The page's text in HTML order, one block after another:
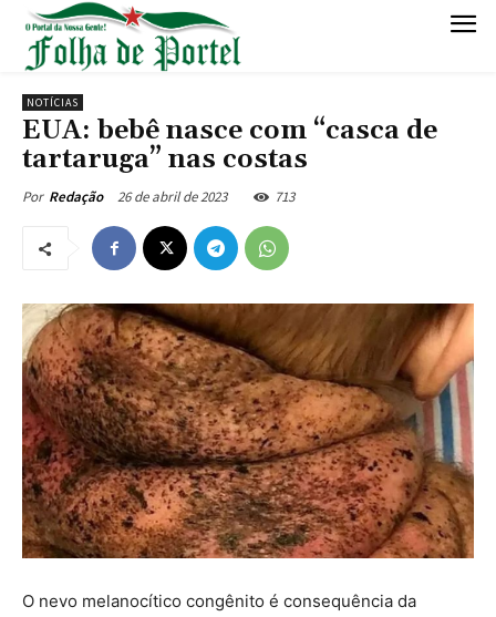
NOTÍCIAS
EUA: bebê nasce com “casca de
tartaruga” nas costas
Por Redação 26 de abril de 2023 713
O nevo melanocítico congênito é consequência da